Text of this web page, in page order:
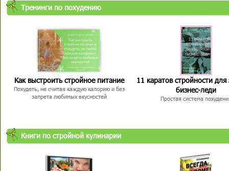
Тренинги по похудению
Как выстроить стройное питание
Похудеть, не считая каждую калорию и без
запрета любимых вкусностей
11 каратов стройности для
бизнес-леди
Простая система
Книги по стройной кулинарии